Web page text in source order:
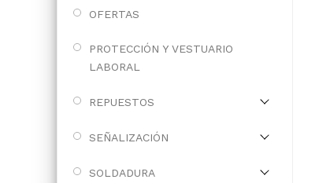
OFERTAS
PROTECCIÓN Y VESTUARIO
LABORAL
REPUESTOS
SEÑALIZACIÓN
SOLDADURA